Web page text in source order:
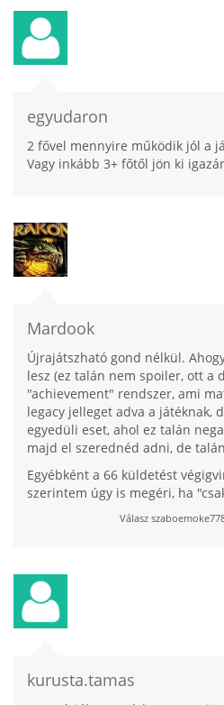
egyudaron
2 fővel mennyire működik jól a
Vagy inkább 3+ főtől jön ki
Mardook
Újrajátszható gond nélkül.
lesz (ez talán nem spoiler, ott a
"achievement" rendszer, ami
legacy jelleget adva a játéknak,
egyedüli eset, ahol ez talán
majd el szerednéd adni, de
Egyébként a 66 küldetést
szerintem úgy is megéri, ha
Válasz
kurusta.tamas